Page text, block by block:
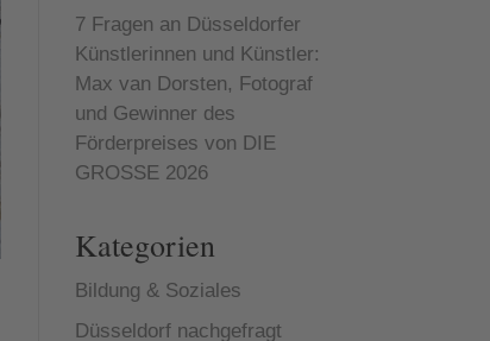
7 Fragen an Düsseldorfer
Künstlerinnen und Künstler:
Max van Dorsten, Fotograf
und Gewinner des
Förderpreises von DIE
GROSSE 2026
Kategorien
Bildung & Soziales
Düsseldorf nachgefragt